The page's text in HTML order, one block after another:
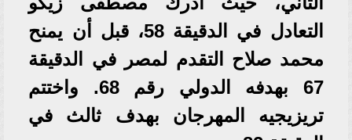
التعادل في الدقيقة 58، قبل أن يمنح
محمد صلاح التقدم لمصر في الدقيقة
67 بهدفه الدولي رقم 68. واختتم
تريزيجيه المهرجان بهدف ثالث في